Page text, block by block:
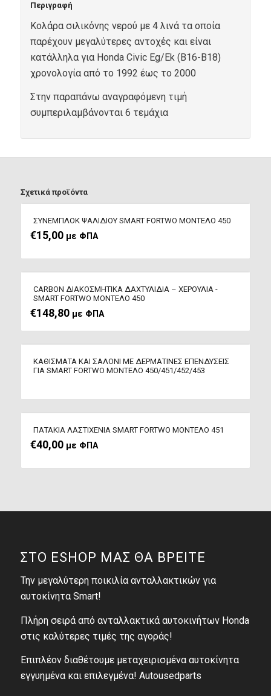
Περιγραφή
Κολάρα σιλικόνης νερού με 4 λινά τα οποία
παρέχουν μεγαλύτερες αντοχές και είναι
κατάλληλα για Honda Civic Eg/Ek (B16-B18)
χρονολογία από το 1992 έως το 2000
Στην παραπάνω αναγραφόμενη τιμή
συμπεριλαμβάνονται 6 τεμάχια
Σχετικά προϊόντα
ΣΥΝΕΜΠΛΟΚ ΨΑΛΙΔΙΟΥ SMART FORTWO ΜΟΝΤΕΛΟ 450
€15,00 με ΦΠΑ
CARBON ΔΙΑΚΟΣΜΗΤΙΚΑ ΔΑΧΤΥΛΙΔΙΑ – ΧΕΡΟΥΛΙΑ -
SMART FORTWO ΜΟΝΤΕΛΟ 450
€148,80 με ΦΠΑ
ΚΑΘΙΣΜΑΤΑ ΚΑΙ ΣΑΛΟΝΙ ΜΕ ΔΕΡΜΑΤΙΝΕΣ ΕΠΕΝΔΥΣΕΙΣ
ΓΙΑ SMART FORTWO ΜΟΝΤΕΛΟ 450/451/452/453
ΠΑΤΑΚΙΑ ΛΑΣΤΙΧΕΝΙΑ SMART FORTWO ΜΟΝΤΕΛΟ 451
€40,00 με ΦΠΑ
ΣΤΟ ESHOP ΜΑΣ ΘΑ ΒΡΕΙΤΕ
Την μεγαλύτερη ποικιλία ανταλλακτικών για
αυτοκίνητα Smart!
Πλήρη σειρά από ανταλλακτικά αυτοκινήτων Honda
στις καλύτερες τιμές της αγοράς!
Επιπλέον διαθέτουμε μεταχειρισμένα αυτοκίνητα
εγγυημένα και επιλεγμένα! Autousedparts